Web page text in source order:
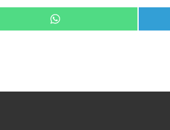
Compartir
en